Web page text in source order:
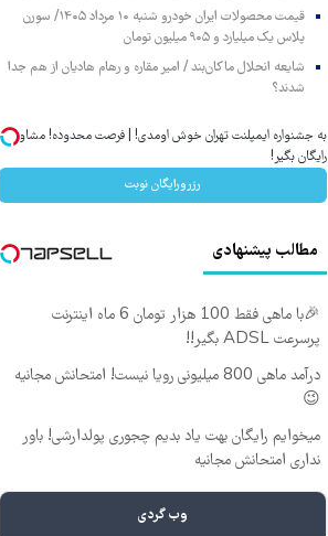
قیمت محصولات ایران خودرو شنبه ۱۰ مرداد ۱۴۰۵/ سورن
پلاس یک میلیارد و ۹۰۵ میلیون تومان
شایعه انحلال ماکان‌بند / امیر مقاره و رهام هادیان از هم جدا
شدند؟
به جشنواره ایمپلنت تهران خوش اومدی! | فرصت محدوده! مشاوره
رایگان بگیر!
رزرورایگان نوبت
مطالب پیشنهادی
🎉با ماهی فقط 100 هزار تومان 6 ماه اینترنت
پرسرعت ADSL بگیر!!
درآمد ماهی 800 میلیونی رویا نیست! امتحانش مجانیه
😉
میخوایم رایگان بهت یاد بدیم چجوری پولدارشی! باور
نداری امتحانش مجانیه
وب گردی